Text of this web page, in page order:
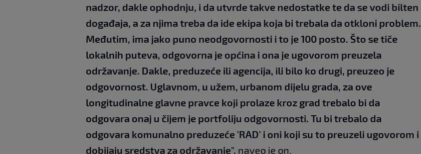
nadzor, dakle ophodnju, i da utvrde takve nedostatke te da se vodi bilten
događaja, a za njima treba da ide ekipa koja bi trebala da otkloni problem.
Međutim, ima jako puno neodgovornosti i to je 100 posto. Što se tiče
lokalnih puteva, odgovorna je općina i ona je ugovorom preuzela
održavanje. Dakle, preduzeće ili agencija, ili bilo ko drugi, preuzeo je
odgovornost. Uglavnom, u užem, urbanom dijelu grada, za ove
longitudinalne glavne pravce koji prolaze kroz grad trebalo bi da
odgovara onaj u čijem je portfoliju odgovornosti. Tu bi trebalo da
odgovara komunalno preduzeće 'RAD' i oni koji su to preuzeli ugovorom i
dobijaju sredstva za održavanje", naveo je on.